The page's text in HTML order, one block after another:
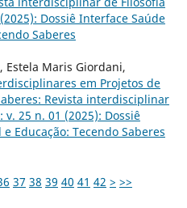
Dossiê Interface Saúde
Saberes
Estela Maris Giordani,
em Projetos de
Revista interdisciplinar
v. 25 n. 01 (2025): Dossiê
Educação: Tecendo Saberes
37 38 39 40 41 42 > >>